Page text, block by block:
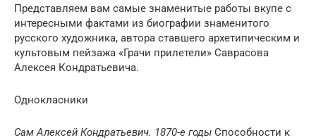
Представляем вам самые знаменитые работы вкупе с
интересными фактами из биографии знаменитого
русского художника, автора ставшего архетипическим и
культовым пейзажа «Грачи прилетели» Саврасова
Алексея Кондратьевича.
Однокласники
Сам Алексей Кондратьевич. 1870-е годы Способности к